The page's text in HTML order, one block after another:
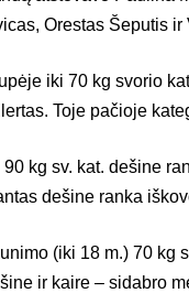
Orestas Šeputis ir
iki 70 kg svorio
Toje pačioje
kg sv. kat. dešine
dešine ranka
(iki 18 m.) 70 kg
ir kaire – sidabro